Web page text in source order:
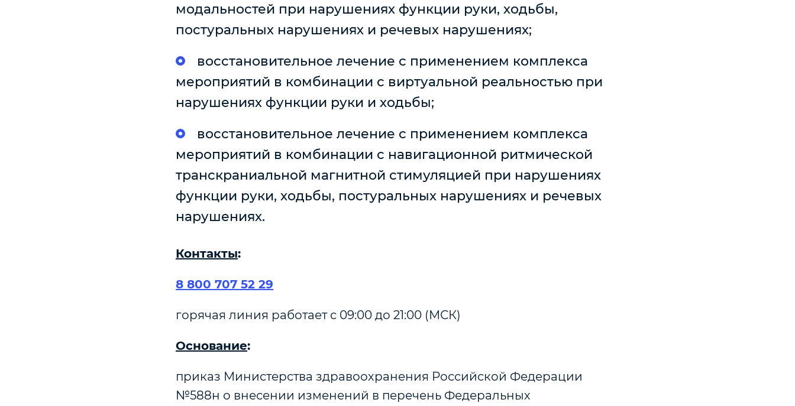
модальностей при нарушениях функции руки, ходьбы,
постуральных нарушениях и речевых нарушениях;
восстановительное лечение с применением комплекса
мероприятий в комбинации с виртуальной реальностью при
нарушениях функции руки и ходьбы;
восстановительное лечение с применением комплекса
мероприятий в комбинации с навигационной ритмической
транскраниальной магнитной стимуляцией при нарушениях
функции руки, ходьбы, постуральных нарушениях и речевых
нарушениях.
Контакты:
8 800 707 52 29
горячая линия работает с 09:00 до 21:00 (МСК)
Основание:
приказ Министерства здравоохранения Российской Федерации
№588н о внесении изменений в перечень Федеральных